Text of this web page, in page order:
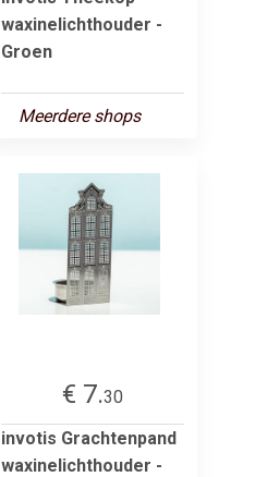
waxinelichthouder -
Groen
Meerdere shops
€ 7.30
invotis Grachtenpand
waxinelichthouder -